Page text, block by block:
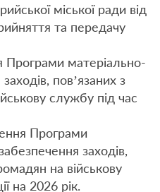
міської ради від
та передачу
матеріально-
пов’язаних з
службу під час
Програми
заходів,
на військову
на 2026 рік.